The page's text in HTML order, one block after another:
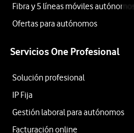
600
Lite
5G
Fibra y 5 líneas móviles autónomos
Ofertas para autónomos
Servicios One Profesional
Solución profesional
IP Fija
Gestión laboral para autónomos
Facturación online